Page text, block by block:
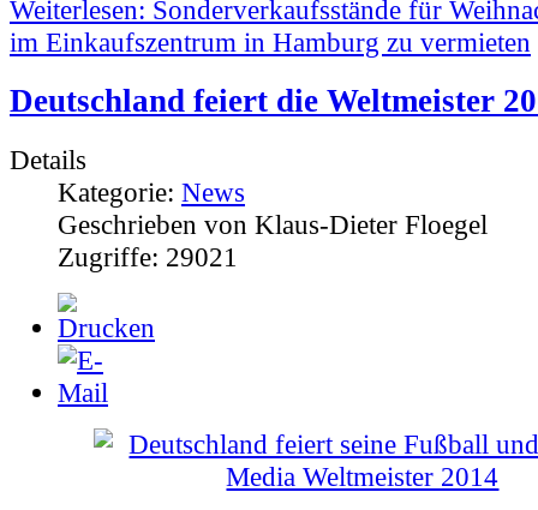
Weiterlesen: Sonderverkaufsstände für
im Einkaufszentrum in Hamburg zu vermieten
Deutschland feiert die Weltmeister
Details
Kategorie: News
Geschrieben von Klaus-Dieter Floegel
Zugriffe: 29021